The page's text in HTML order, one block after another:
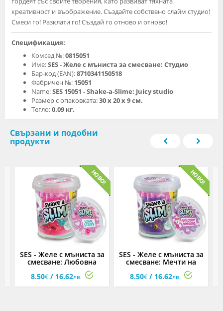
креативност и въображение. Създайте собствено слайм студио!
Смеси го! Разклати го! Създай го отново и отново!
Спецификация:
Комсед №:0815051
Име:SES - Желе с мъниста за смесване: Студио
Бар-код (EAN):8710341150518
Фабричен №: 15051
Name:SES 15051 - Shake-a-Slime: Juicy studio
Размер с опаковката:30 x 20 x 9 см.
Тегло:0.09 кг.
Свързани и подобни
продукти
SES - Желе с мъниста за
смесване: Любовна
8.50€/ 16.62лв.
SES - Желе с мъниста за
смесване: Мечти на
8.50€/ 16.62лв.